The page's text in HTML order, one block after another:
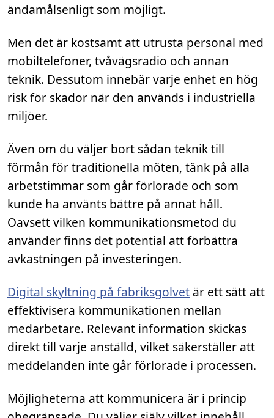
ändamålsenligt som möjligt.
Men det är kostsamt att utrusta personal med
mobiltelefoner, tvåvägsradio och annan
teknik. Dessutom innebär varje enhet en hög
risk för skador när den används i industriella
miljöer.
Även om du väljer bort sådan teknik till
förmån för traditionella möten, tänk på alla
arbetstimmar som går förlorade och som
kunde ha använts bättre på annat håll.
Oavsett vilken kommunikationsmetod du
använder finns det potential att förbättra
avkastningen på investeringen.
Digital skyltning på fabriksgolvet är ett sätt att
effektivisera kommunikationen mellan
medarbetare. Relevant information skickas
direkt till varje anställd, vilket säkerställer att
meddelanden inte går förlorade i processen.
Möjligheterna att kommunicera är i princip